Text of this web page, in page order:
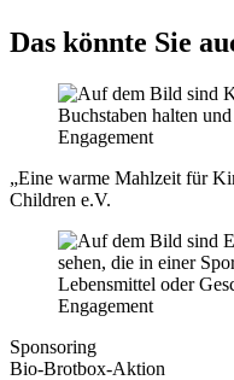
Das könnte Sie
Engagement
„Eine warme Mahlzeit für
Children e.V.
Engagement
Sponsoring
Bio-Brotbox-Aktion